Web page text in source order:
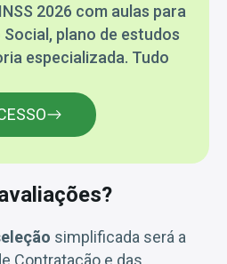
2026 com aulas para
plano de estudos
especializada. Tudo
simplificada será a
Contratação e das